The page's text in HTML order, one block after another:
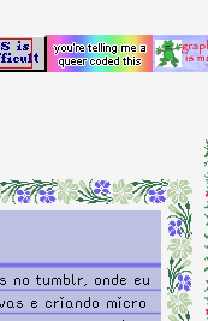
no tumblr, onde eu
e criando micro